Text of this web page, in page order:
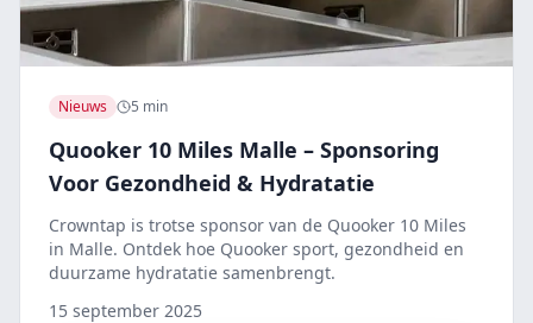
Nieuws 5 min
Quooker 10 Miles Malle – Sponsoring
Voor Gezondheid & Hydratatie
Crowntap is trotse sponsor van de Quooker 10 Miles
in Malle. Ontdek hoe Quooker sport, gezondheid en
duurzame hydratatie samenbrengt.
15 september 2025